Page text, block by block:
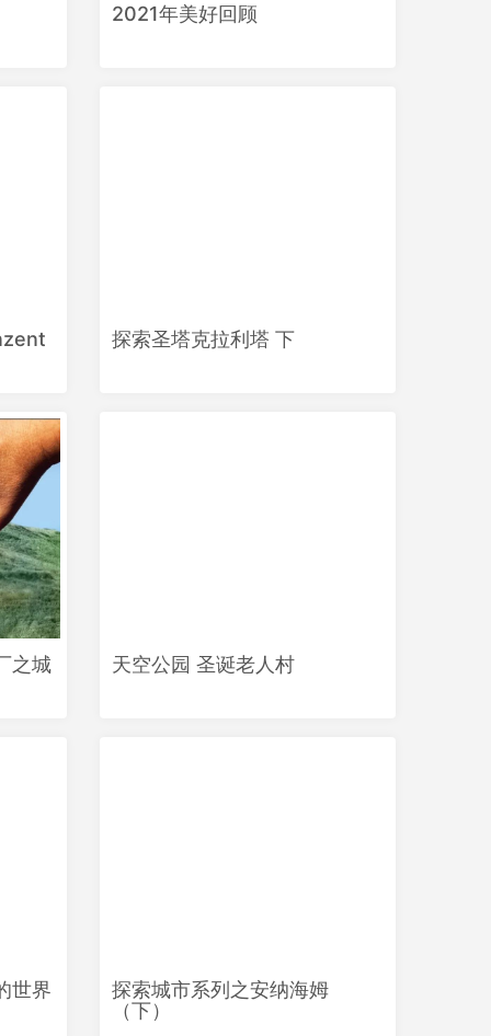
2021年美好回顾
探索圣塔克拉利塔 下
之城 天空公园 圣诞老人村
世界
探索城市系列之安纳海姆
（下）